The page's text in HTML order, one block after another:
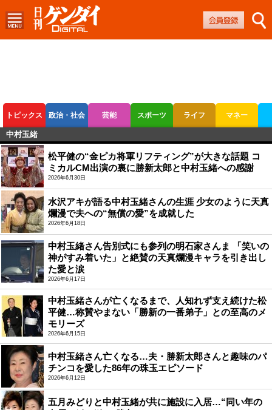
トピックス 政治・社会 芸能 スポーツ ライフ マネー
ボートレース
中村玉緒
松平健の“金ピカ将軍リフティング”が大きな話題 コ
ミカルCM出演の裏に勝新太郎と中村玉緒への感謝
2026年6月30日
水沢アキが語る中村玉緒さんの生涯 少女のように天真
爛漫で夫への“無償の愛”を成就した
2026年6月18日
中村玉緒さん告別式にも参列の明石家さんま 「笑いの
神がすみ着いた」と絶賛の天真爛漫キャラを引き出し
た愛と涙
2026年6月17日
中村玉緒さんが亡くなるまで、人知れず支え続けた松
平健…称賛やまない「勝新の一番弟子」との至高のメ
モリーズ
2026年6月15日
中村玉緒さん亡くなる…夫・勝新太郎さんと趣味のパ
チンコを愛した86年の珠玉エピソード
2026年6月12日
五月みどりと中村玉緒が共に施設に入居…“同い年の